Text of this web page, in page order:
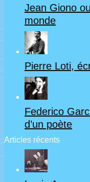
de
la
situation
sanitaire
et
à
une
date
ultérieure)
:
Si
le
grain
ne
meurt
(1926)
d’André
Gide
–
Jean Giono
monde
Pierre Loti,
Federico
d’un poète
Articles récents